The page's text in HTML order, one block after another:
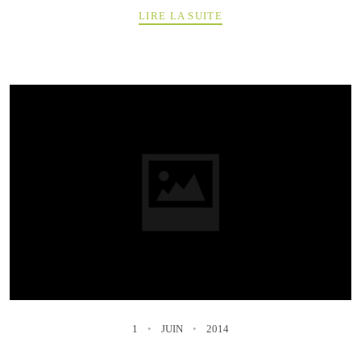
LIRE LA SUITE
1 JUIN 2014